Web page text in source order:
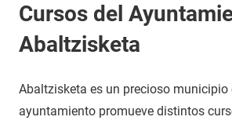
Cursos del
Abaltzisketa
Abaltzisketa es un precioso municipio
ayuntamiento promueve distintos